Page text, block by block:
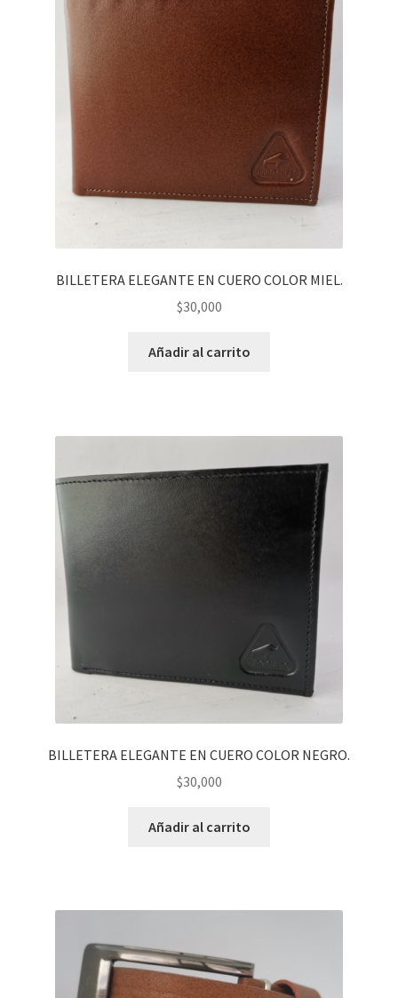
BILLETERA ELEGANTE EN CUERO COLOR MIEL.
$30,000
Añadir al carrito
BILLETERA ELEGANTE EN CUERO COLOR NEGRO.
$30,000
Añadir al carrito